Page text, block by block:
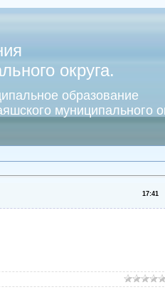
округа.
образование
муниципального
17:41